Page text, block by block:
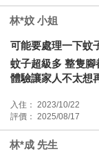
林*妏 小姐
可能要處理一下蚊
蚊子超級多 整隻
體驗讓家人不太想
入住： 2023/10/22
評價： 2025/08/17
林*成 先生